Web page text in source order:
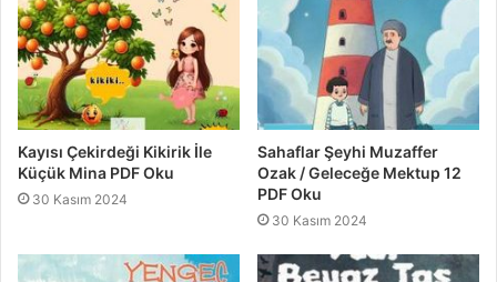
Kayısı Çekirdeği Kikirik İle
Küçük Mina PDF Oku
30 Kasım 2024
Sahaflar Şeyhi Muzaffer
Ozak / Geleceğe Mektup 12
PDF Oku
30 Kasım 2024